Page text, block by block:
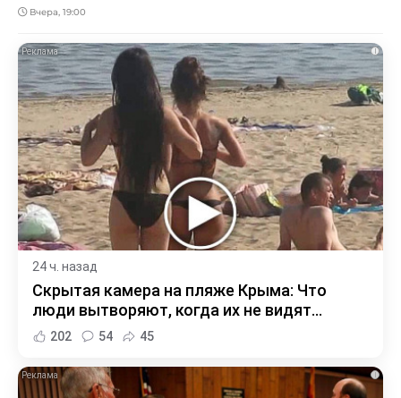
Вчера, 19:00
i
24 ч. назад
Скрытая камера на пляже Крыма: Что
люди вытворяют, когда их не видят...
202 54 45
i